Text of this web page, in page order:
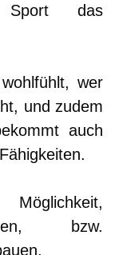
das
wer
und zudem
auch
bzw.